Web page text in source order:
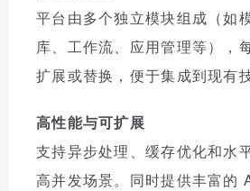
平台由多个独立模块组成（如
库、工作流、应用管理等），
扩展或替换，便于集成到现有
高性能与可扩展
支持异步处理、缓存优化和水
高并发场景。同时提供丰富的